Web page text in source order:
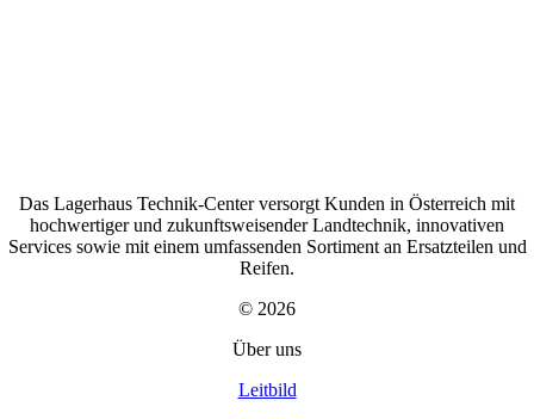
Das Lagerhaus Technik-Center versorgt Kunden in Österreich mit
hochwertiger und zukunftsweisender Landtechnik, innovativen
Services sowie mit einem umfassenden Sortiment an Ersatzteilen und
Reifen.
© 2026
Über uns
Leitbild